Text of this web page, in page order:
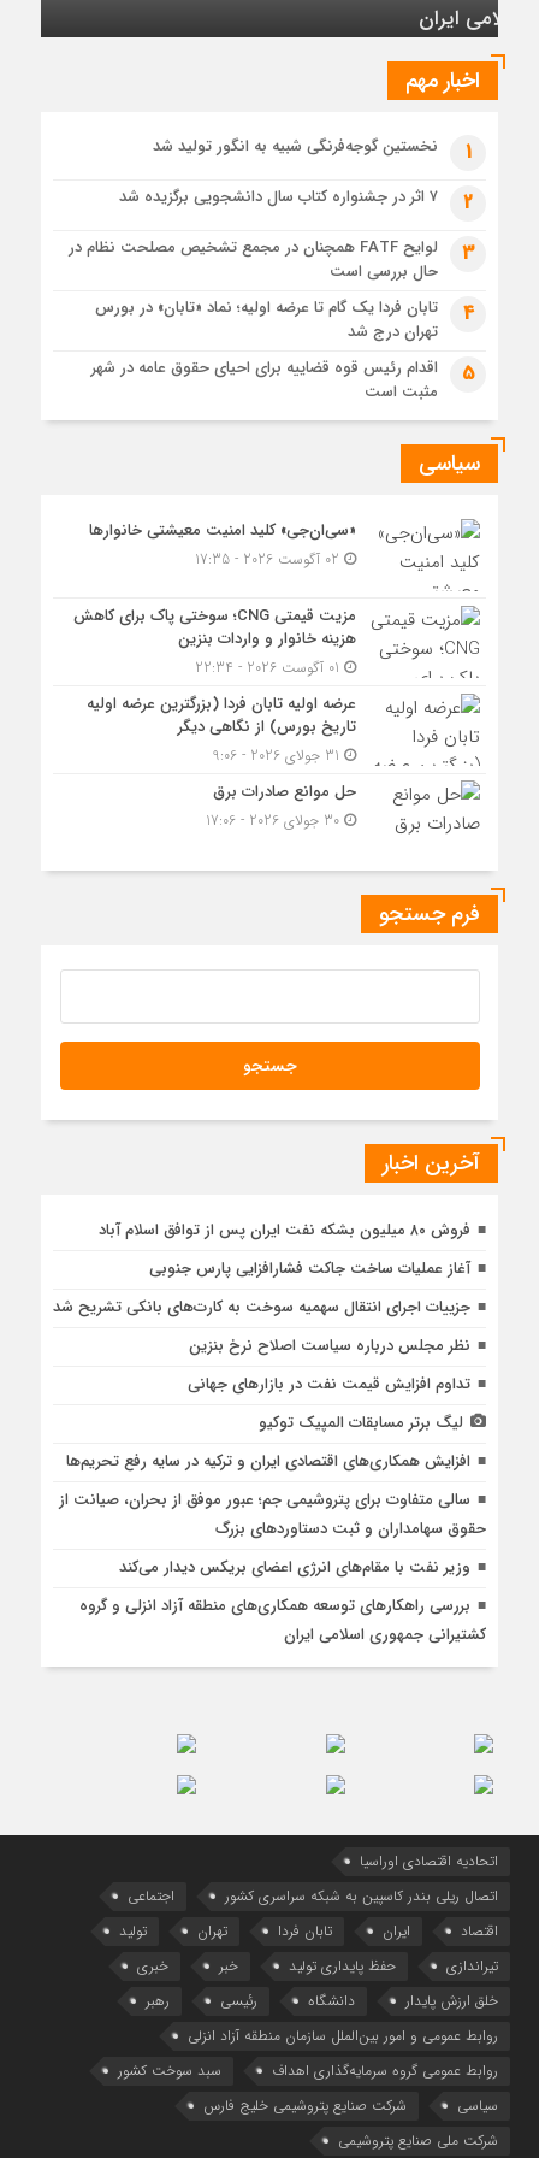
عرضه اولیه تابان فردا (بزرگترین عرضه اولیه تاریخ بورس) از
نگاهی دیگر
1 هفته قبل
حل موانع صادرات برق
اخبار مهم
1 نخستین گوجه‌فرنگی شبیه به انگور تولید شد
2 ۷ اثر در جشنواره کتاب سال دانشجویی برگزیده شد
3
لوایح FATF همچنان در مجمع تشخیص مصلحت نظام در
حال بررسی است
4
تابان فردا یک گام تا عرضه اولیه؛ نماد «تابان» در بورس
تهران درج شد
5
اقدام رئیس قوه قضاییه برای احیای حقوق عامه در شهر
مثبت است
سیاسی
«سی‌ان‌جی» کلید امنیت معیشتی خانوارها
مزیت قیمتی CNG؛ سوختی پاک برای کاهش
هزینه خانوار و واردات بنزین
عرضه اولیه تابان فردا (بزرگترین عرضه اولیه
تاریخ بورس) از نگاهی دیگر
حل موانع صادرات برق
30 جولای 2026 - 17:06
فرم جستجو
آخرین اخبار
فروش ۸۰ میلیون بشکه نفت ایران پس از توافق اسلام آباد
آغاز عملیات ساخت جاکت فشارافزایی پارس جنوبی
جزییات اجرای انتقال سهمیه سوخت به کارت‌های بانکی تشریح شد
نظر مجلس درباره سیاست اصلاح نرخ بنزین
تداوم افزایش قیمت نفت در بازارهای جهانی
لیگ برتر مسابقات المپیک توکیو
افزایش همکاری‌های اقتصادی ایران و ترکیه در سایه رفع تحریم‌ها
سالی متفاوت برای پتروشیمی جم؛ عبور موفق از بحران، صیانت از
حقوق سهامداران و ثبت دستاوردهای بزرگ
وزیر نفت با مقام‌های انرژی اعضای بریکس دیدار می‌کند
بررسی راهكارهای توسعه همكاری‌های منطقه آزاد انزلی و گروه
كشتیرانی جمهوری اسلامی ایران
اتحادیه اقتصادی اوراسیا
اتصال ریلی بندر کاسپین به شبکه سراسری کشور
اجتماعی
اقتصاد
ایران تابان فردا تهران
تولید
تیراندازی
حفظ پایداری تولید خبر
خبری
خلق ارزش پایدار
دانشگاه رئیسی
رهبر
روابط عمومی و امور بین‌الملل سازمان منطقه آزاد انزلی
روابط عمومی گروه سرمایه‌گذاری اهداف
سبد سوخت کشور
سیاسی
شرکت صنایع پتروشیمی خلیج فارس
شرکت ملی صنایع پتروشیمی